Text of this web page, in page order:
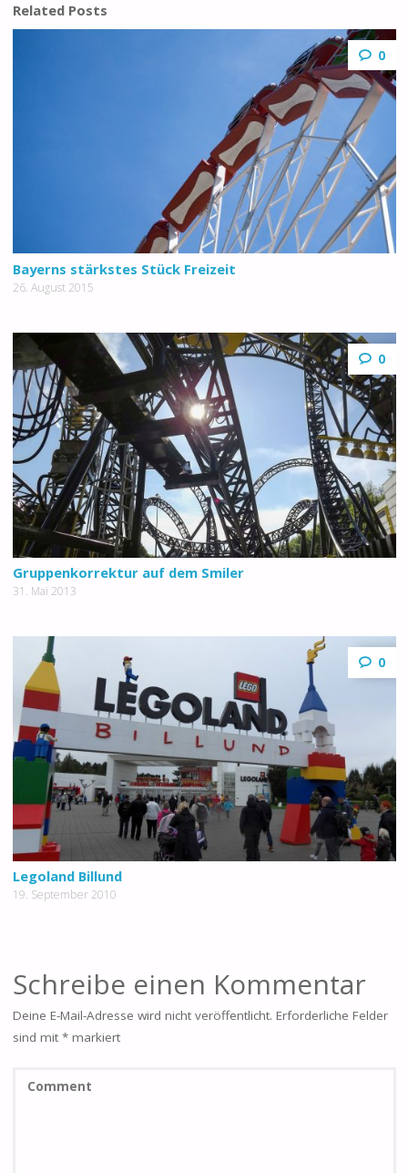
Related Posts
0
Bayerns stärkstes Stück Freizeit
26. August 2015
0
Gruppenkorrektur auf dem Smiler
31. Mai 2013
0
Legoland Billund
19. September 2010
Schreibe einen Kommentar
Deine E-Mail-Adresse wird nicht veröffentlicht. Erforderliche Felder
sind mit *markiert